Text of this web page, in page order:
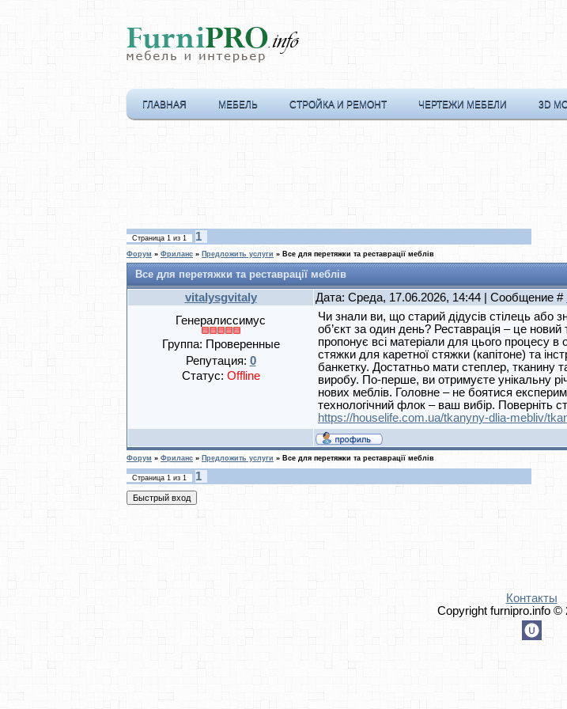
ГЛАВНАЯ МЕБЕЛЬ СТРОЙКА И РЕМОНТ ЧЕРТЕЖИ МЕБЕЛИ 3D
Страница 1 из 1 1
Форум » Фриланс » Предложить услуги » Все для перетяжки та реставрації меблів
Все для перетяжки та реставрації меблів
vitalysgvitaly Дата: Среда, 17.06.2026, 14:44 | Сообщение #
Генералиссимус
Группа: Проверенные
Репутация: 0
Статус: Offline
Чи знали ви, що старий дідусів стілець або
об’єкт за один день? Реставрація – це
пропонує всі матеріали для цього процесу в
стяжки для каретної стяжки (капітоне) та
банкетку. Достатньо мати степлер, тканину
виробу. По-перше, ви отримуєте унікальну
нових меблів. Головне – не боятися
технологічний флок – ваш вибір. Поверніть
https://houselife.com.ua/tkanyny-dlia-mebliv/
Форум » Фриланс » Предложить услуги » Все для перетяжки та реставрації меблів
Страница 1 из 1
1
Контакты
Copyright furnipro.info ©